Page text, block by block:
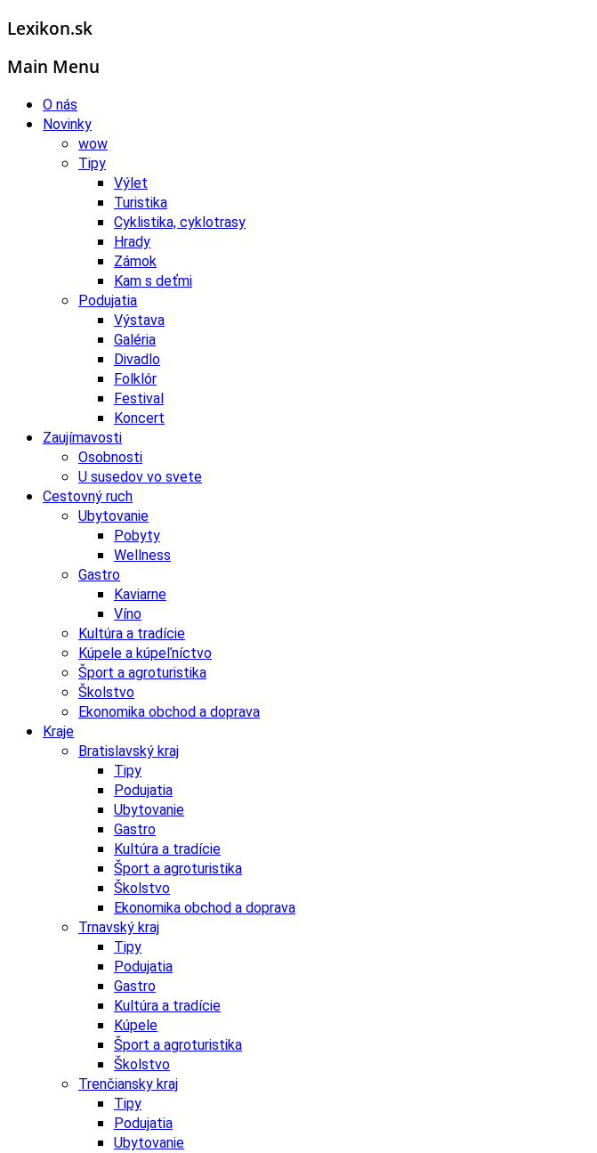
Lexikon.sk
Main Menu
O nás
Novinky
wow
Tipy
Výlet
Turistika
Cyklistika, cyklotrasy
Hrady
Zámok
Kam s deťmi
Podujatia
Výstava
Galéria
Divadlo
Folklór
Festival
Koncert
Zaujímavosti
Osobnosti
U susedov vo svete
Cestovný ruch
Ubytovanie
Pobyty
Wellness
Gastro
Kaviarne
Víno
Kultúra a tradície
Kúpele a kúpeľníctvo
Šport a agroturistika
Školstvo
Ekonomika obchod a doprava
Kraje
Bratislavský kraj
Tipy
Podujatia
Ubytovanie
Gastro
Kultúra a tradície
Šport a agroturistika
Školstvo
Ekonomika obchod a doprava
Trnavský kraj
Tipy
Podujatia
Gastro
Kultúra a tradície
Kúpele
Šport a agroturistika
Školstvo
Trenčiansky kraj
Tipy
Podujatia
Ubytovanie